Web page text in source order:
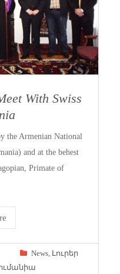
With Swiss
the Armenian National
and at the behest
Primate of
News, Լուրեր